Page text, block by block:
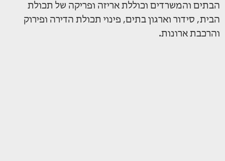
הבתים והמשרדים וכוללת אריזה ופריקה של תכולת
הבית, סידור וארגון בתים, פינוי תכולת הדירה ופירוק
והרכבת ארונות.